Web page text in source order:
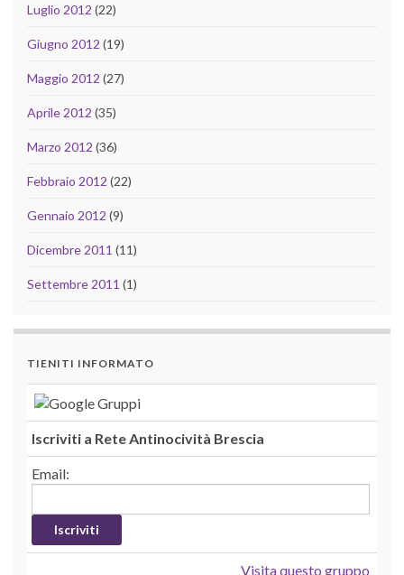
Luglio 2012 (22)
Giugno 2012 (19)
Maggio 2012 (27)
Aprile 2012 (35)
Marzo 2012 (36)
Febbraio 2012 (22)
Gennaio 2012 (9)
Dicembre 2011 (11)
Settembre 2011 (1)
TIENITI INFORMATO
Iscriviti a Rete Antinocività Brescia
Email:
Visita questo gruppo